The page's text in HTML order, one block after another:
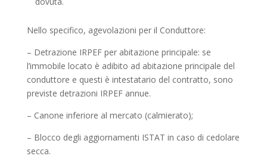
Nello specifico, agevolazioni per il Conduttore:
– Detrazione IRPEF per abitazione principale: se
l’immobile locato è adibito ad abitazione principale del
conduttore e questi è intestatario del contratto, sono
previste detrazioni IRPEF annue.
– Canone inferiore al mercato (calmierato);
– Blocco degli aggiornamenti ISTAT in caso di cedolare
secca.